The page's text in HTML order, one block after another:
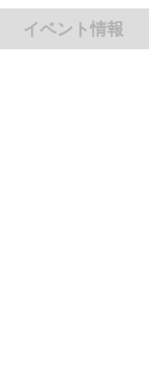
イベント情報